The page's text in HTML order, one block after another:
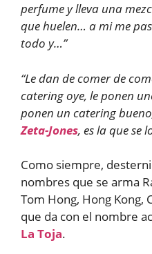
perfume y lleva una
que huelen… a mi me
todo y…”
“Le dan de comer de
catering oye, le ponen
ponen un catering
Zeta-Jones, es la que se
Como siempre,
nombres que se arma
Tom Hong, Hong Kong,
que da con el nombre
La Toja.